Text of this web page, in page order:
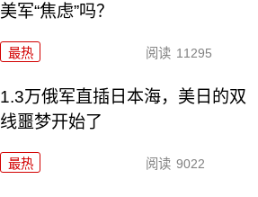
美军“焦虑”吗？
最热 阅读 11295
1.3万俄军直插日本海，美日的双
线噩梦开始了
最热 阅读 9022